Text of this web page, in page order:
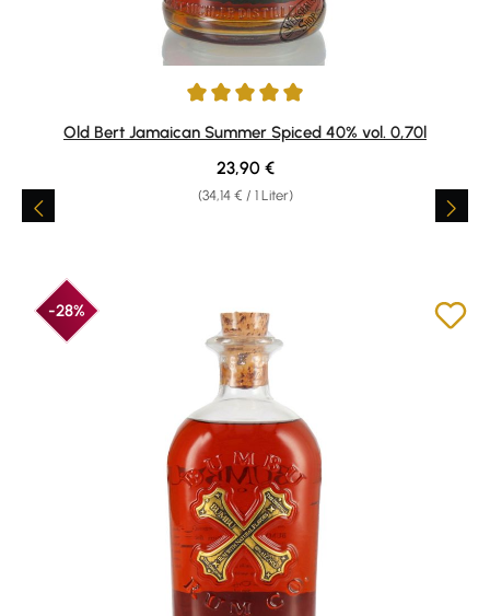
Durchschnittliche Bewertung von 5 von 5 Sternen
Old Bert Jamaican Summer Spiced 40% vol. 0,70l
(34,14 € / 1 Liter)
Regulärer Preis:
23,90 €
-28%